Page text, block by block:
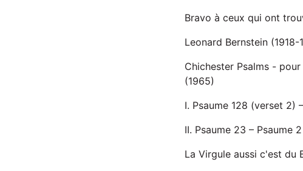
Bravo à ceux qui ont
Leonard Bernstein (1918-
Chichester Psalms -
(1965)
I. Psaume 128 (verset 2)
II. Psaume 23 – Psaume
La Virgule aussi c'est du